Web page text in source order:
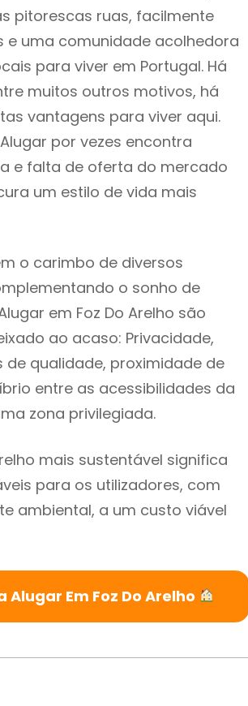
pitorescas ruas, facilmente
uma comunidade acolhedora
para viver em Portugal. Há
muitos outros motivos, há
vantagens para viver aqui.
por vezes encontra
e falta de oferta do mercado
um estilo de vida mais
o carimbo de diversos
o sonho de
em Foz Do Arelho são
ao acaso: Privacidade,
qualidade, proximidade de
entre as acessibilidades da
zona privilegiada.
mais sustentável significa
para os utilizadores, com
ambiental, a um custo viável
Em Foz Do Arelho